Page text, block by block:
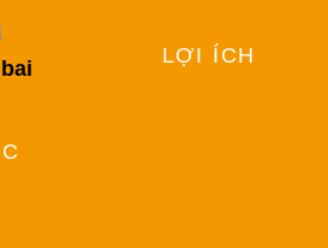
LỢI ÍCH